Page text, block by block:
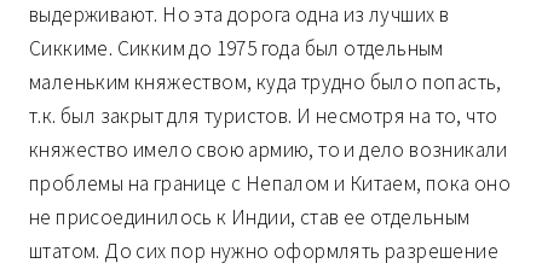
выдерживают. Но эта дорога одна из лучших в
Сиккиме. Сикким до 1975 года был отдельным
маленьким княжеством, куда трудно было попасть,
т.к. был закрыт для туристов. И несмотря на то, что
княжество имело свою армию, то и дело возникали
проблемы на границе с Непалом и Китаем, пока оно
не присоединилось к Индии, став ее отдельным
штатом. До сих пор нужно оформлять разрешение